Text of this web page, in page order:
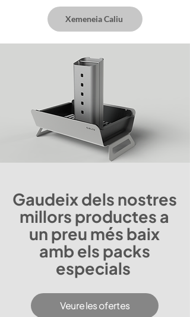
Xemeneia Caliu
Gaudeix dels nostres
millors productes a
un preu més baix
amb els packs
especials
Veure les ofertes